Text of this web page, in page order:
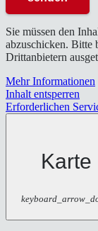
Sie müssen den
abzuschicken. Bitte
Drittanbietern
Mehr Informationen
Inhalt entsperren
Erforderlichen
Karte